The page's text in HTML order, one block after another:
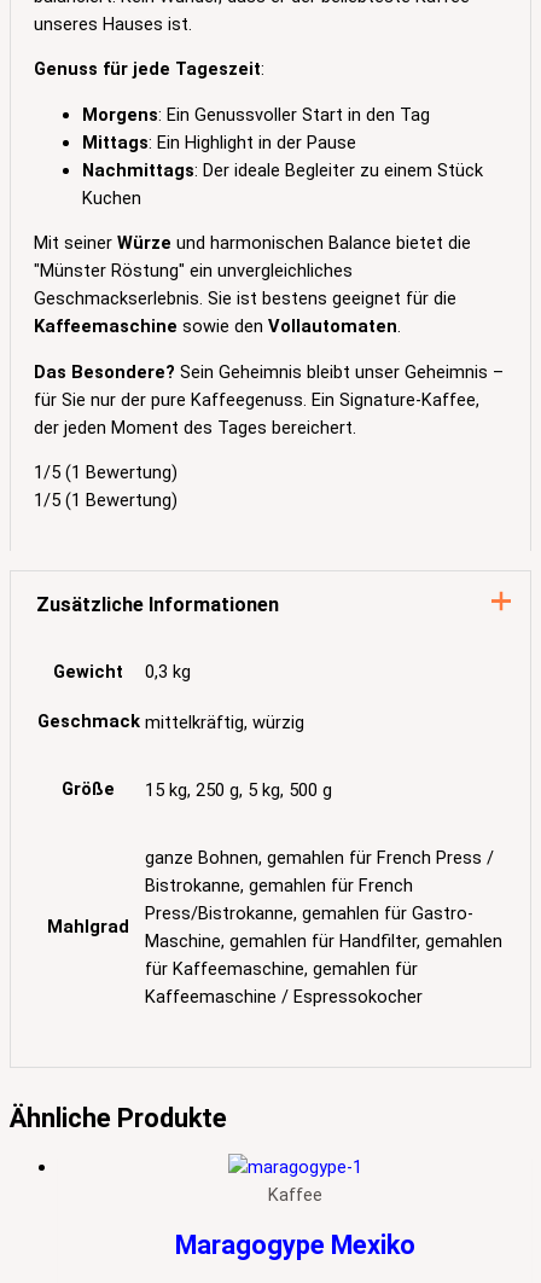
unseres Hauses ist.
Genuss für jede Tageszeit:
Morgens: Ein Genussvoller Start in den Tag
Mittags: Ein Highlight in der Pause
Nachmittags: Der ideale Begleiter zu einem Stück
Kuchen
Mit seiner Würze und harmonischen Balance bietet die
"Münster Röstung" ein unvergleichliches
Geschmackserlebnis. Sie ist bestens geeignet für die
Kaffeemaschine sowie den Vollautomaten.
Das Besondere? Sein Geheimnis bleibt unser Geheimnis –
für Sie nur der pure Kaffeegenuss. Ein Signature-Kaffee,
der jeden Moment des Tages bereichert.
1/5 (1 Bewertung)
1/5 (1 Bewertung)
Zusätzliche Informationen
Gewicht 0,3 kg
Geschmack mittelkräftig, würzig
Größe 15 kg, 250 g, 5 kg, 500 g
Mahlgrad
ganze Bohnen, gemahlen für French Press /
Bistrokanne, gemahlen für French
Press/Bistrokanne, gemahlen für Gastro-
Maschine, gemahlen für Handfilter, gemahlen
für Kaffeemaschine, gemahlen für
Kaffeemaschine / Espressokocher
Ähnliche Produkte
Kaffee
Maragogype Mexiko